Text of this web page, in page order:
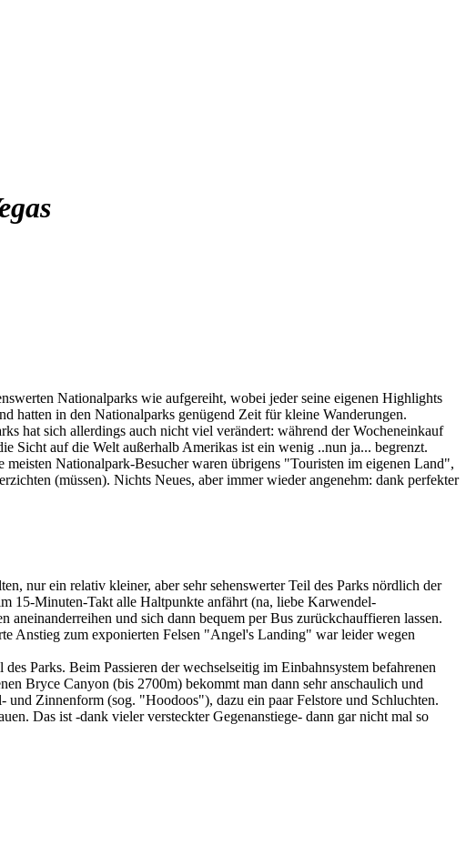
Nationalparks wie aufgereiht, wobei jeder seine eigenen Highlights
hatten in den Nationalparks genügend Zeit für kleine Wanderungen.
hat sich allerdings auch nicht viel verändert: während der Wocheneinkauf
Sicht auf die Welt außerhalb Amerikas ist ein wenig ..nun ja... begrenzt.
Nationalpark-Besucher waren übrigens "Touristen im eigenen Land",
(müssen). Nichts Neues, aber immer wieder angenehm: dank perfekter
nur ein relativ kleiner, aber sehr sehenswerter Teil des Parks nördlich der
15-Minuten-Takt alle Haltpunkte anfährt (na, liebe Karwendel-
und sich dann bequem per Bus zurückchauffieren lassen.
Anstieg zum exponierten Felsen "Angel's Landing" war leider wegen
Parks. Beim Passieren der wechselseitig im Einbahnsystem befahrenen
Bryce Canyon (bis 2700m) bekommt man dann sehr anschaulich und
Zinnenform (sog. "Hoodoos"), dazu ein paar Felstore und Schluchten.
Das ist -dank vieler versteckter Gegenanstiege- dann gar nicht mal so